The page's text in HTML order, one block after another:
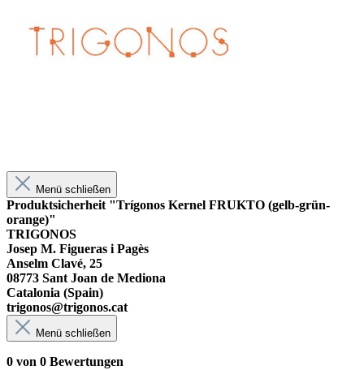
Menü schließen
Produktsicherheit "Trígonos Kernel FRUKTO (gelb-grün-
orange)"
TRIGONOS
Josep M. Figueras i Pagès
Anselm Clavé, 25
08773 Sant Joan de Mediona
Catalonia (Spain)
trigonos@trigonos.cat
Menü schließen
0 von 0 Bewertungen